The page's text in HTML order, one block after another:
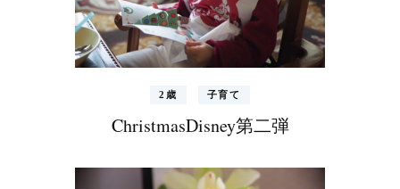
2歳 子育て
ChristmasDisney第二弾